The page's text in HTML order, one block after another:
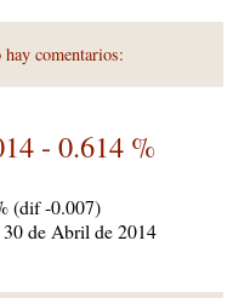
hay comentarios:
- 0.614 %
(dif -0.007)
de Abril de 2014